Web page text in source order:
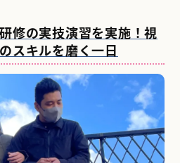
修の実技演習を実施！視
スキルを磨く一日